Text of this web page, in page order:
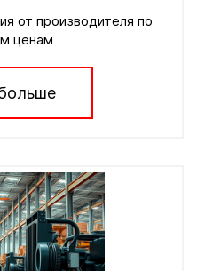
от производителя по
ценам